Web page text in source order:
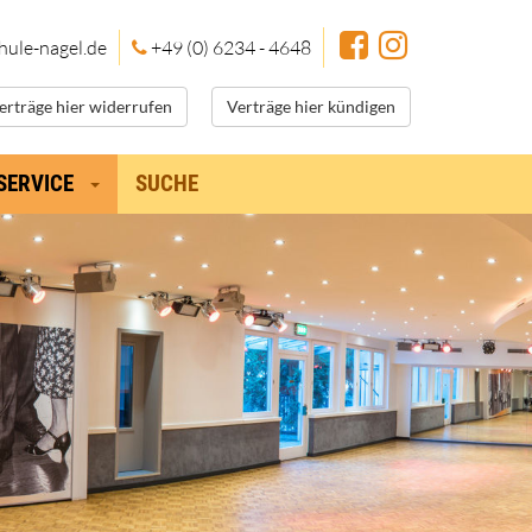
-nagel.de +49 (0) 6234 - 4648
hier widerrufen Verträge hier kündigen
SUCHE